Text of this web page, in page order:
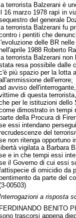
terrorista Balzerani è
16 marzo 1978 rapì in
del generale
terrorista Balzerani fu
i pentiti che
delle BR
1988 Roberto
terrorista Balzerani
resa possibile dalle
più spazio per la lotta
dell'errore;
avviso
di questa
per le istituzioni dello
dimostrato in tempi
della Procura di
essi intendano
del
non ritenga opportuno
vigilata a Barbara
e in che tempi essi
il Governo di cui essi
di omicidio da
da parte del
00503)
a risposta
FERDINANDO BENITO
trascorsi appena